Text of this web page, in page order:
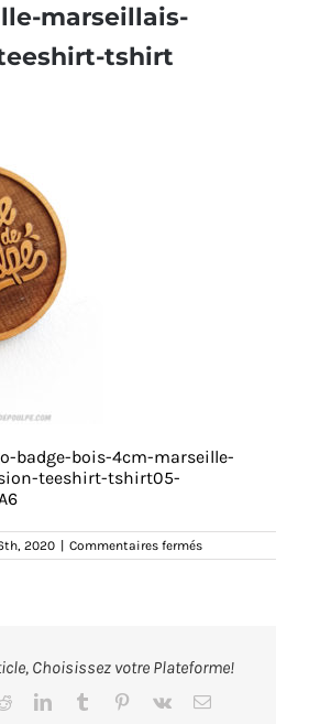
marseillais-
tshirt
badge-bois-4cm-marseille-
teeshirt-tshirt05-
2020 Commentaires ferméssur
figuredepoulpe-
expression-
tshirt
Choisissez votre Plateforme!
RedditLinkedInTumblr Pinterest
Vk Email